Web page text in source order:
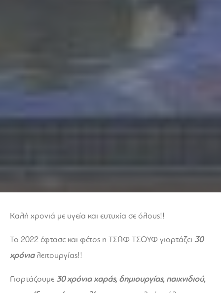
Καλή χρονιά με υγεία και ευτυχία σε όλους!!
Το 2022 έφτασε και φέτος η ΤΣΑΦ ΤΣΟΥΦ γιορτάζει 30
χρόνιαλειτουργίας!!
Γιορτάζουμε 30 χρόνια χαράς, δημιουργίας, παιχνιδιού,